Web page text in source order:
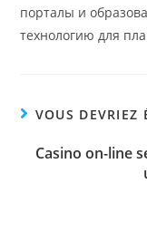
порталы и
технологию для
VOUS DEVRIEZ
Casino on-line